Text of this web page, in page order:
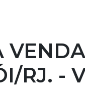
RJ. -